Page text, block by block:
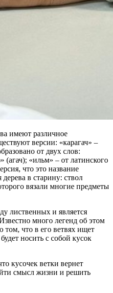
имеют различное
версии: «карагач» –
от двух слов:
(агач); «ильм» – от латинского
что это название
в старину: ствол
вязали многие предметы
лиственных и является
много легенд об этом
том, что в его ветвях ищет
носить с собой кусок
кусочек ветки вернет
смысл жизни и решить